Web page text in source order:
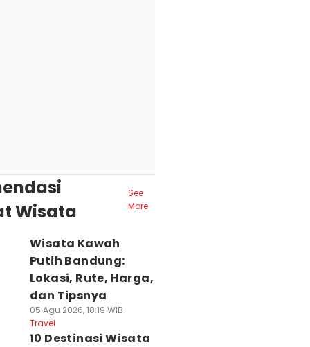
Wisata
See
More
Wisata Kawah
Putih Bandung:
Lokasi, Rute, Harga,
dan Tipsnya
05 Agu 2026, 18:19 WIB
Travel
10 Destinasi Wisata